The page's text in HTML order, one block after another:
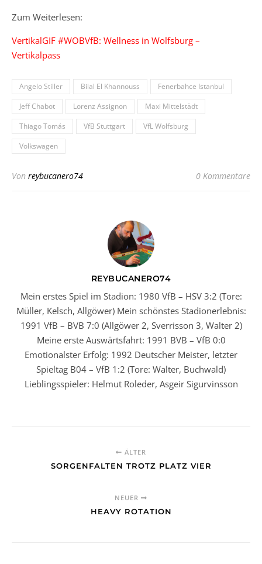
Zum Weiterlesen:
VertikalGIF #WOBVfB: Wellness in Wolfsburg –
Vertikalpass
Angelo Stiller Bilal El Khannouss
Fenerbahce Istanbul
Jeff Chabot
Lorenz Assignon
Maxi Mittelstädt
Thiago Tomás
VfB Stuttgart
VfL Wolfsburg
Volkswagen
Von reybucanero74 0 Kommentare
REYBUCANERO74
Mein erstes Spiel im Stadion: 1980 VfB – HSV 3:2 (Tore:
Müller, Kelsch, Allgöwer) Mein schönstes Stadionerlebnis:
1991 VfB – BVB 7:0 (Allgöwer 2, Sverrisson 3, Walter 2)
Meine erste Auswärtsfahrt: 1991 BVB – VfB 0:0
Emotionalster Erfolg: 1992 Deutscher Meister, letzter
Spieltag B04 – VfB 1:2 (Tore: Walter, Buchwald)
Lieblingsspieler: Helmut Roleder, Asgeir Sigurvinsson
ÄLTER
SORGENFALTEN TROTZ PLATZ VIER
NEUER
HEAVY ROTATION